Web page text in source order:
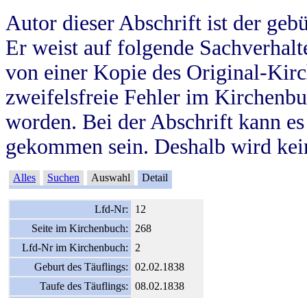
Autor dieser Abschrift ist der
Er weist auf folgende
von einer Kopie des Original-
zweifelsfreie Fehler im
worden. Bei der Abschrift kann
gekommen sein. Deshalb wird
Alles Suchen Auswahl Detail
Lfd-Nr:
12
Seite im Kirchenbuch:
268
Lfd-Nr im Kirchenbuch:
2
Geburt des Täuflings:
02.02.1838
Taufe des Täuflings:
08.02.1838